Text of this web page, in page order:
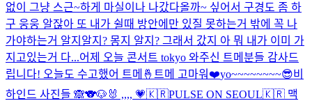
없이 그냥 스근~하게 마실이나 나갔다올까~ 싶어서 구경도 좀 하
구 웅웅 알잖아 또 내가 쉴때 방안에만 있질 못하는거 밖에 꼭 나
가야하는거 알지알지? 몽지 알지? 그래서 갔지 아 뭐 내가 이미 가
지고있는거 다...어제 오늘 콘서트 tokyo 와주신 트메분들 감사드
립니다! 오늘도 수고했어 트메🤞 트메 고마워❤️yo~~~~~~~~😎비
하인드 사진들 🙈🐨🐶🐰 ,,,, 💗🇰🇷PULSE ON SEOUL🇰🇷 맥